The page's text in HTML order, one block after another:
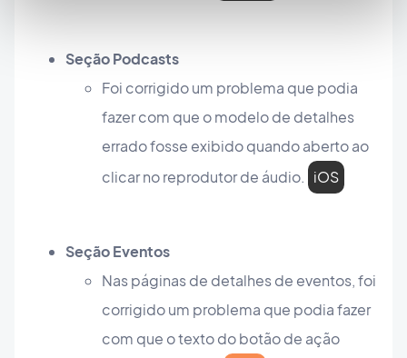
Seção Podcasts
Foi corrigido um problema que podia
fazer com que o modelo de detalhes
errado fosse exibido quando aberto ao
clicar no reprodutor de áudio. iOS
Seção Eventos
Nas páginas de detalhes de eventos, foi
corrigido um problema que podia fazer
com que o texto do botão de ação